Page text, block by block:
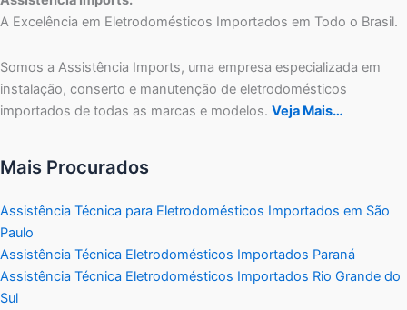
A Excelência em Eletrodomésticos Importados em Todo o Brasil.
Somos a Assistência Imports, uma empresa especializada em
instalação, conserto e manutenção de eletrodomésticos
importados de todas as marcas e modelos. Veja Mais…
Mais Procurados
Assistência Técnica para Eletrodomésticos Importados em São
Paulo
Assistência Técnica Eletrodomésticos Importados Paraná
Assistência Técnica Eletrodomésticos Importados Rio Grande do
Sul